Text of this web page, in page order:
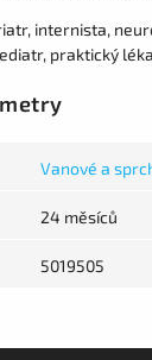
internista,
praktický
Vanové a
24 měsíců
5019505